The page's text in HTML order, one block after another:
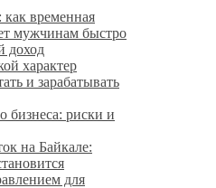
как временная
мужчинам быстро
доход
характер
и зарабатывать
бизнеса: риски и
на Байкале:
для